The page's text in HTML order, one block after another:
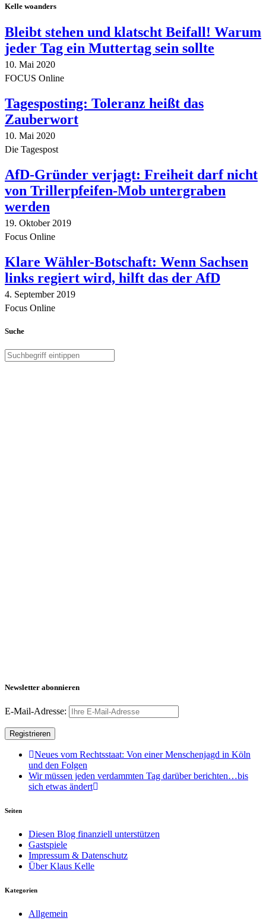
Kelle woanders
Bleibt stehen und klatscht Beifall! Warum
jeder Tag ein Muttertag sein sollte
10. Mai 2020
FOCUS Online
Tagesposting: Toleranz heißt das
Zauberwort
10. Mai 2020
Die Tagespost
AfD-Gründer verjagt: Freiheit darf nicht
von Trillerpfeifen-Mob untergraben
werden
19. Oktober 2019
Focus Online
Klare Wähler-Botschaft: Wenn Sachsen
links regiert wird, hilft das der AfD
4. September 2019
Focus Online
Suche
Newsletter abonnieren
E-Mail-Adresse:
Neues vom Rechtsstaat: Von einer Menschenjagd in Köln
und den Folgen
Wir müssen jeden verdammten Tag darüber berichten…bis
sich etwas ändert
Seiten
Diesen Blog finanziell unterstützen
Gastspiele
Impressum & Datenschutz
Über Klaus Kelle
Kategorien
Allgemein